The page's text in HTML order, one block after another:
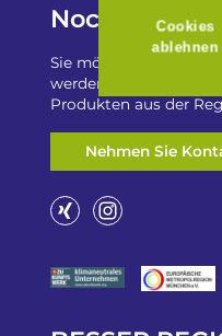
Cookies
ablehnen
Noch Fragen?
Sie möchten auf
werden? Oder haben
Produkten aus der
Nehmen Sie